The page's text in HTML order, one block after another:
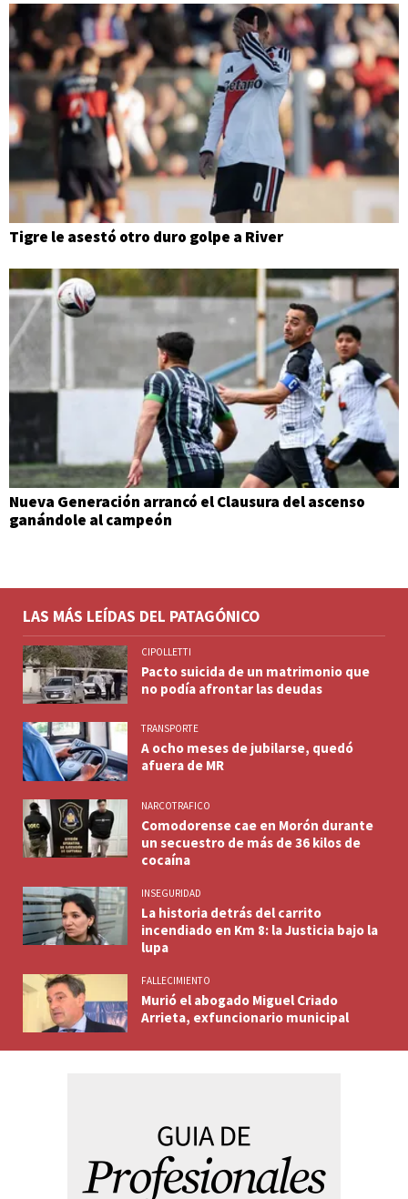
Tigre le asestó otro duro golpe a River
Nueva Generación arrancó el Clausura del ascenso
ganándole al campeón
LAS MÁS LEÍDAS DEL PATAGÓNICO
CIPOLLETTI
Pacto suicida de un matrimonio que
no podía afrontar las deudas
TRANSPORTE
A ocho meses de jubilarse, quedó
afuera de MR
NARCOTRAFICO
Comodorense cae en Morón durante
un secuestro de más de 36 kilos de
cocaína
INSEGURIDAD
La historia detrás del carrito
incendiado en Km 8: la Justicia bajo la
lupa
FALLECIMIENTO
Murió el abogado Miguel Criado
Arrieta, exfuncionario municipal